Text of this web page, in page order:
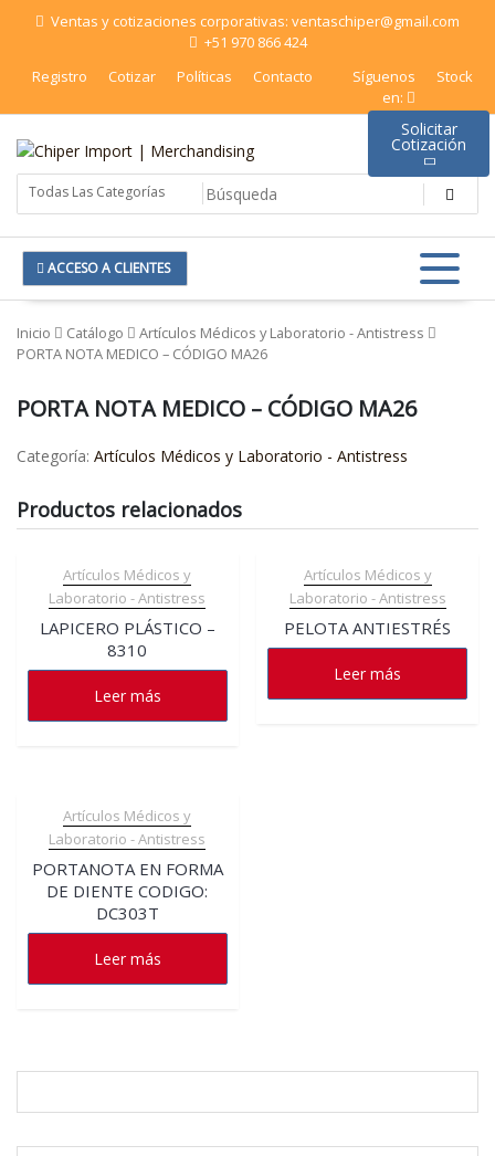
Saltar Ventas y cotizaciones corporativas: ventaschiper@gmail.com
+51 970 866 424
Registro
Cotizar Políticas Contacto
Síguenos
en:
Stock
Chiper Import | Merchandising
ACCESO A CLIENTES
Inicio Catálogo
Artículos Médicos y Laboratorio - Antistress
PORTA NOTA MEDICO – CÓDIGO MA26
PORTA NOTA MEDICO – CÓDIGO MA26
Categoría: Artículos Médicos y Laboratorio - Antistress
Productos relacionados
Artículos Médicos y
Laboratorio - Antistress
LAPICERO PLÁSTICO –
8310
Leer más
Artículos Médicos y
Laboratorio - Antistress
PELOTA ANTIESTRÉS
Leer más
Artículos Médicos y
Laboratorio - Antistress
PORTANOTA EN FORMA
DE DIENTE CODIGO:
DC303T
Leer más
Solicitar
Cotización